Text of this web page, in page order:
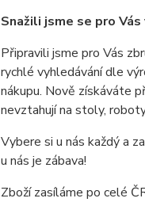
Snažili jsme se pro
Připravili jsme pro Vás
rychlé vyhledávání dle
nákupu. Nově získáváte
nevztahují na stoly,
Vybere si u nás každý a
u nás je zábava!
Zboží zasíláme po celé